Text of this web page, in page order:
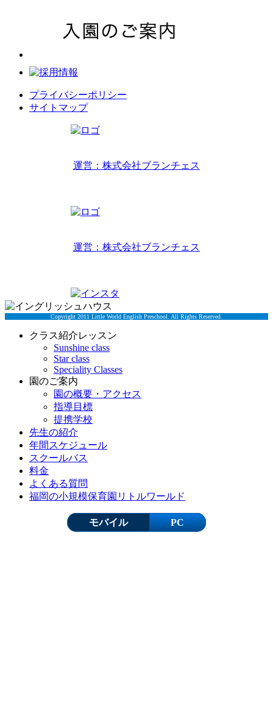
プライバシーポリシー
サイトマップ
運営：株式会社ブランチェス
運営：株式会社ブランチェス
Copyright 2011 Little World English Preschool. All Rights Reserved.
クラス紹介レッスン
Sunshine class
Star class
Speciality Classes
園のご案内
園の概要・アクセス
指導目標
提携学校
先生の紹介
年間スケジュール
スクールバス
料金
よくある質問
福岡の小規模保育園リトルワールド
モバイル PC